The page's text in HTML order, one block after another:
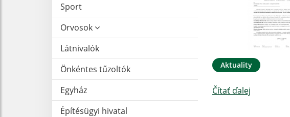
Sport
Orvosok
Látnivalók
Önkéntes tűzoltók
Egyház
Építésügyi hivatal
Aktuality
Čítať ďalej